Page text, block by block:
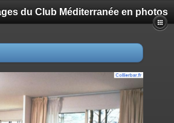
du Club Méditerranée en photos